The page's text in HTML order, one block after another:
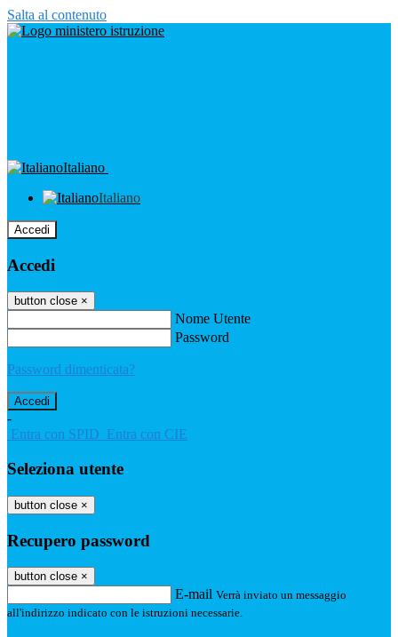
Salta al contenuto
Italiano
Italiano
Accedi
Accedi
button close ×
Nome Utente
Password
Password dimenticata?
-
Entra con SPID Entra con CIE
Seleziona utente
button close ×
Recupero password
button close ×
E-mail Verrà inviato un messaggio
all'indirizzo indicato con le istruzioni necessarie.